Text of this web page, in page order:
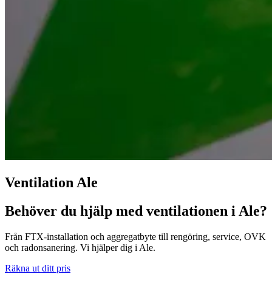
Ventilation Ale
Behöver du hjälp med ventilationen i Ale?
Från FTX-installation och aggregatbyte till rengöring, service, OVK
och radonsanering. Vi hjälper dig i Ale.
Räkna ut ditt pris